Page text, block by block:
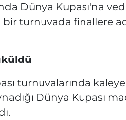
Dünya Kupası'na
turnuvada finallere
turnuvalarında
Dünya Kupası